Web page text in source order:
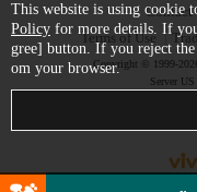
Contact
Terms of Use
Copyright © 1999-
Server
This website is using cookie
Policy for more details. If
gree] button. If you reject the
om your browser.